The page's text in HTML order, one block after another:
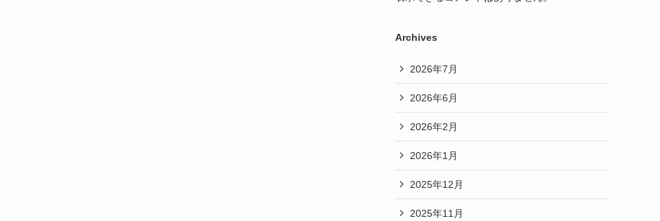
Archives
2026年7月
2026年6月
2026年2月
2026年1月
2025年12月
2025年11月